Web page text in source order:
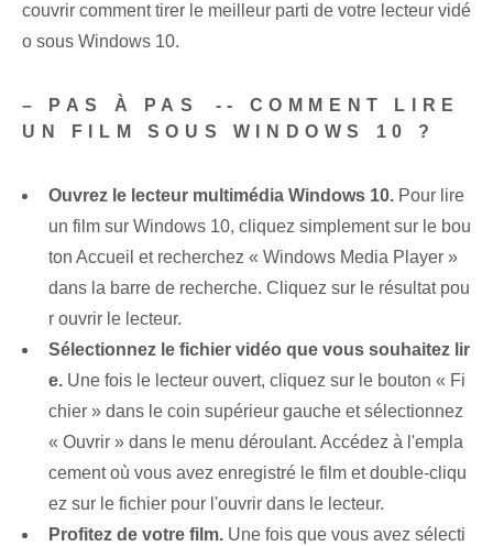
couvrir comment tirer le meilleur parti de votre lecteur vidé
o sous Windows 10.
– PAS À PAS ⁣-- COMMENT LIRE
UN FILM SOUS WINDOWS 10 ?
Ouvrez le lecteur multimédia Windows 10. Pour lire
un film sur Windows 10, cliquez simplement sur le bou
ton Accueil et recherchez « Windows Media Player »
dans la barre de recherche.‌ Cliquez sur le résultat pou
r ouvrir le lecteur.
Sélectionnez le fichier vidéo que vous souhaitez lir
e. Une fois le lecteur ouvert, cliquez sur le bouton « Fi
chier » dans le coin supérieur gauche et sélectionnez
« Ouvrir » dans le menu déroulant. Accédez à l'empla
cement où vous avez enregistré le film et double-cliqu
ez sur le fichier pour l'ouvrir dans le lecteur.
Profitez de votre film. Une fois que vous avez sélecti